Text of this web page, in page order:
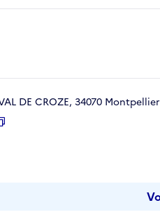
DE CROZE, 34070 Montpellier